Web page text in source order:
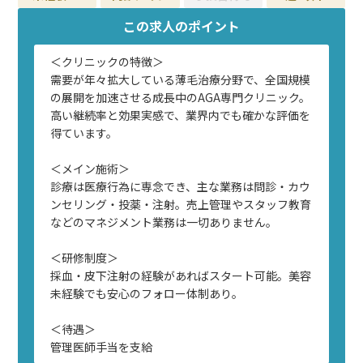
この求人のポイント
＜クリニックの特徴＞
需要が年々拡大している薄毛治療分野で、全国規模
の展開を加速させる成長中のAGA専門クリニック。
高い継続率と効果実感で、業界内でも確かな評価を
得ています。
＜メイン施術＞
診療は医療行為に専念でき、主な業務は問診・カウ
ンセリング・投薬・注射。売上管理やスタッフ教育
などのマネジメント業務は一切ありません。
＜研修制度＞
採血・皮下注射の経験があればスタート可能。美容
未経験でも安心のフォロー体制あり。
＜待遇＞
管理医師手当を支給